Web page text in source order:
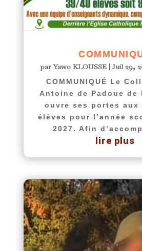
parYawo KLOUSSE| Juil 29,
COMMUNIQUÉ Le
Antoine de Padoue de
ouvre ses portes aux
élèves pour l’année
2027. Afin
lire plus